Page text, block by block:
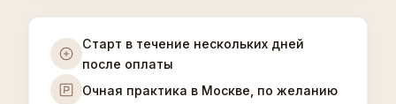
Старт в течение нескольких дней
после оплаты
Очная практика в Москве, по желанию